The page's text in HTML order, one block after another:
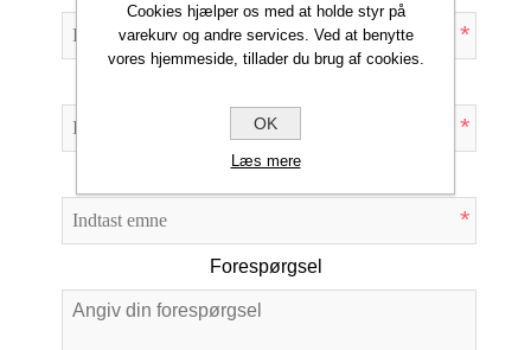
*
*
Emne:
*
Forespørgsel
Cookies hjælper os med at holde styr på
varekurv og andre services. Ved at benytte
vores hjemmeside, tillader du brug af cookies.
OK
Læs mere